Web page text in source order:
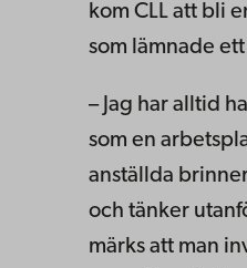
kom CLL att bli
som lämnade
– Jag har alltid
som en
anställda
och tänker
märks att man